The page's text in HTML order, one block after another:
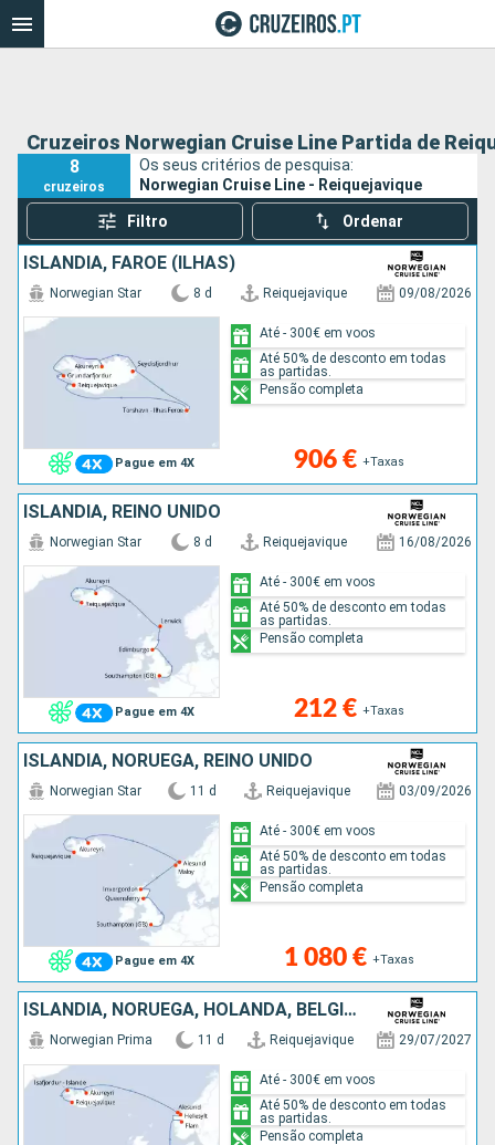
Cruzeiros Norwegian Cruise Line Partida de
8
cruzeiros
Os seus critérios de pesquisa:
Norwegian Cruise Line - Reiquejavique
Filtro Ordenar
ISLÂNDIA, FAROE (ILHAS)
Pague em 4X
Norwegian Star 8 d Reiquejavique 09/08/2026
906 € +Taxas
Até - 300€ em voos
Até 50% de desconto em todas
as partidas.
Pensão completa
ISLÂNDIA, REINO UNIDO
Pague em 4X
Norwegian Star 8 d Reiquejavique 16/08/2026
212 € +Taxas
Até - 300€ em voos
Até 50% de desconto em todas
as partidas.
Pensão completa
ISLÂNDIA, NORUEGA, REINO UNIDO
Pague em 4X
Norwegian Star 11 d Reiquejavique 03/09/2026
1 080 € +Taxas
Até - 300€ em voos
Até 50% de desconto em todas
as partidas.
Pensão completa
ISLÂNDIA, NORUEGA, HOLANDA, BÉLGICA, REINO UNIDO
Norwegian Prima 11 d Reiquejavique 29/07/2027
Até - 300€ em voos
Até 50% de desconto em todas
as partidas.
Pensão completa